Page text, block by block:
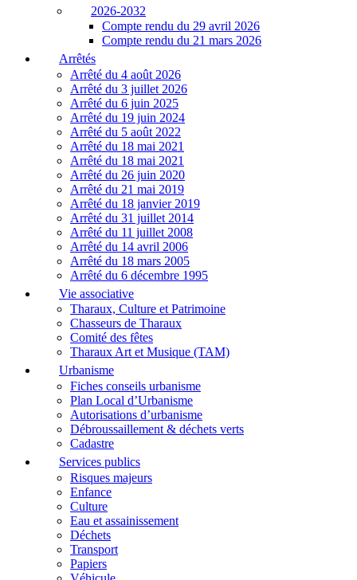
2026-2032
Compte rendu du 29 avril 2026
Compte rendu du 21 mars 2026
Arrêtés
Arrêté du 4 août 2026
Arrêté du 3 juillet 2026
Arrêté du 6 juin 2025
Arrêté du 19 juin 2024
Arrêté du 5 août 2022
Arrêté du 18 mai 2021
Arrêté du 18 mai 2021
Arrêté du 26 juin 2020
Arrêté du 21 mai 2019
Arrêté du 18 janvier 2019
Arrêté du 31 juillet 2014
Arrêté du 11 juillet 2008
Arrêté du 14 avril 2006
Arrêté du 18 mars 2005
Arrêté du 6 décembre 1995
Vie associative
Tharaux, Culture et Patrimoine
Chasseurs de Tharaux
Comité des fêtes
Tharaux Art et Musique (TAM)
Urbanisme
Fiches conseils urbanisme
Plan Local d’Urbanisme
Autorisations d’urbanisme
Débroussaillement & déchets verts
Cadastre
Services publics
Risques majeurs
Enfance
Culture
Eau et assainissement
Déchets
Transport
Papiers